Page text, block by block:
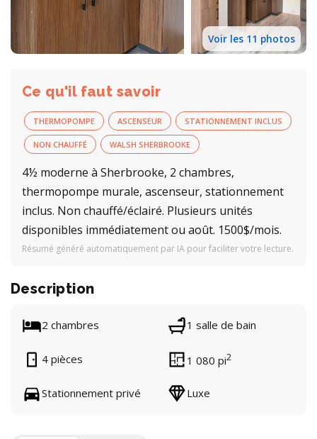
Voir les 11 photos
Ce qu'il faut savoir
THERMOPOMPE ASCENSEUR STATIONNEMENT INCLUS
NON CHAUFFÉ WALSH SHERBROOKE
4½ moderne à Sherbrooke, 2 chambres,
thermopompe murale, ascenseur, stationnement
inclus. Non chauffé/éclairé. Plusieurs unités
disponibles immédiatement ou août. 1500$/mois.
Résumé généré automatiquement par IA pour faciliter votre lecture.
Description
2 chambres 1 salle de bain
4 pièces 1 080 pi2
Stationnement privé Luxe